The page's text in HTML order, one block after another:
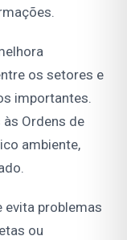
os setores e
importantes.
Ordens de
ambiente,
evita problemas
ou